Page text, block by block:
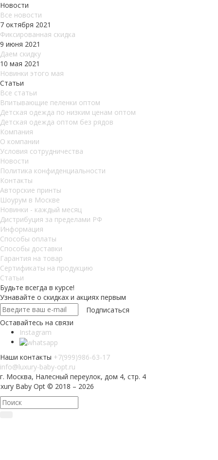
Новости
Все новости
7 октября 2021
Фиксированная скидка
9 июня 2021
Даем скидку
10 мая 2021
Новинки этого мая
Статьи
Все статьи
Впитывающие пеленки оптом
Детская одежда по низким ценам оптом
Детская одежда оптом без рядов
Компания
О компании
Условия сотрудничества
Новости
Политика конфиденциальности
Контакты
Авторские принты
Шоурум в Москве
Новинки - каждый месяц
Дистрибуция за пределами РФ
Информация
Способы оплаты
Способы доставки
Гарантия на товар
Сертификаты на продукцию
Статьи
Будьте всегда в курсе!
Узнавайте о скидках и акциях первым
Оставайтесь на связи
Instagram
Наши контакты +7(999)986-63-17
info@luxury-baby-opt.ru
г. Москва, Налесный переулок, дом 4, стр. 4
Baby Opt © 2018 – 2026